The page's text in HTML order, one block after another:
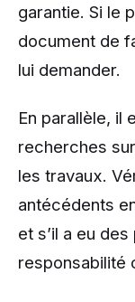
garantie. Si le
document de
lui demander.
En parallèle, il
recherches
les travaux.
antécédents
et s’il a eu
responsabilité